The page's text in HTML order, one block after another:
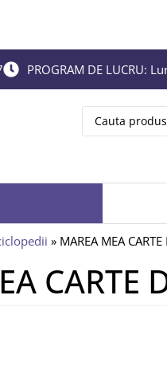
PROGRAM DE LUCRU:
» MAREA MEA
CARTE